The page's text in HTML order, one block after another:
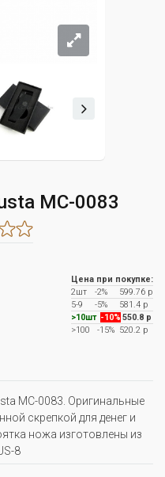
MC-0083
Цена при покупке:
2шт
-2%
599.76 р
5-9
-5%
581.4 р
>10шт -10% 550.8 р
>100
-15% 520.2 р
MC-0083. Оригинальные
скрепкой для денег и
ножа изготовлены из
8